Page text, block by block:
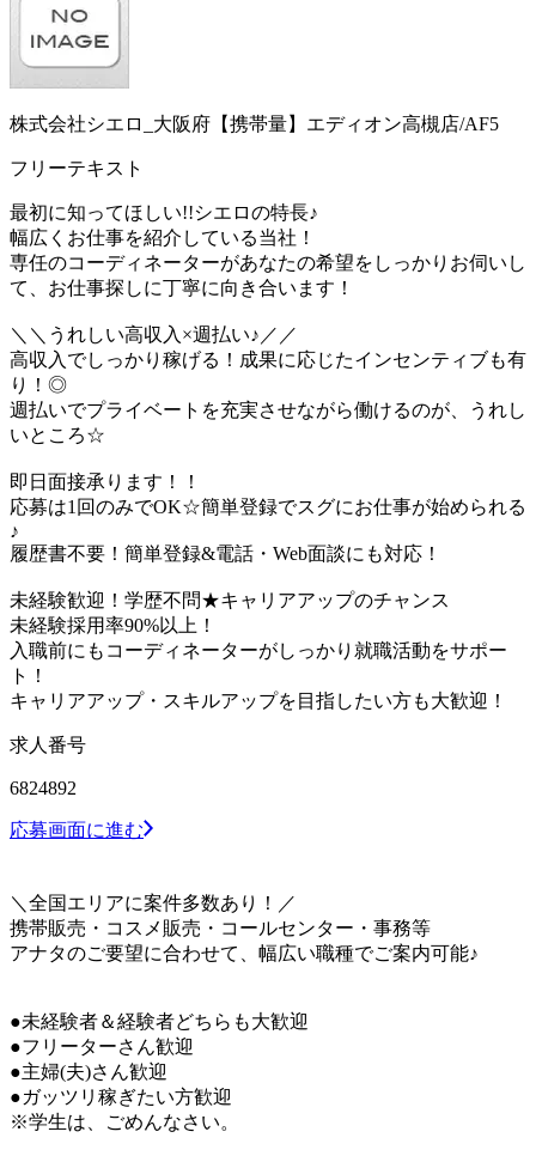
株式会社シエロ_大阪府【携帯量】エディオン高槻店/AF5
フリーテキスト
最初に知ってほしい!!シエロの特長♪
幅広くお仕事を紹介している当社！
専任のコーディネーターがあなたの希望をしっかりお伺いし
て、お仕事探しに丁寧に向き合います！
＼＼うれしい高収入×週払い♪／／
高収入でしっかり稼げる！成果に応じたインセンティブも有
り！◎
週払いでプライベートを充実させながら働けるのが、うれし
いところ☆
即日面接承ります！！
応募は1回のみでOK☆簡単登録でスグにお仕事が始められる
♪
履歴書不要！簡単登録&電話・Web面談にも対応！
未経験歓迎！学歴不問★キャリアアップのチャンス
未経験採用率90%以上！
入職前にもコーディネーターがしっかり就職活動をサポー
ト！
キャリアアップ・スキルアップを目指したい方も大歓迎！
求人番号
6824892
応募画面に進む
＼全国エリアに案件多数あり！／
携帯販売・コスメ販売・コールセンター・事務等
アナタのご要望に合わせて、幅広い職種でご案内可能♪
●未経験者＆経験者どちらも大歓迎
●フリーターさん歓迎
●主婦(夫)さん歓迎
●ガッツリ稼ぎたい方歓迎
※学生は、ごめんなさい。